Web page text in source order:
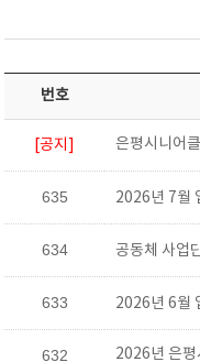
번호
[공지] 은평시니어
635 2026년 7월
634 공동체 사업
633 2026년 6월
632 2026년 은평